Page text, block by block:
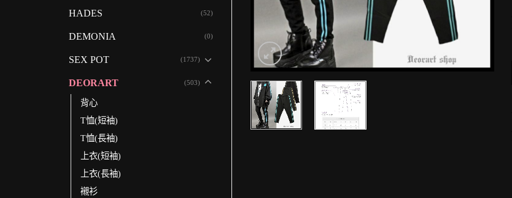
HADES (52)
DEMONIA (0)
SEX POT (1737)
DEORART (503)
背心
T恤(短袖)
T恤(長袖)
上衣(短袖)
上衣(長袖)
襯衫